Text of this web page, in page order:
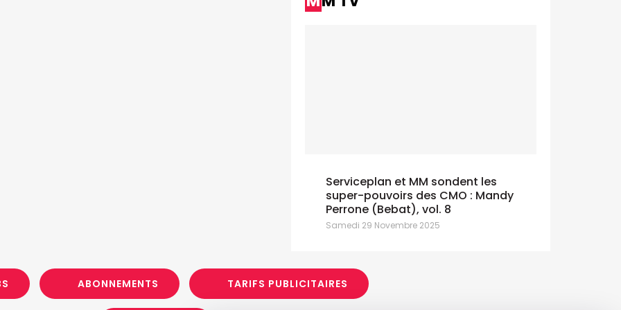
Serviceplan et MM sondent les
super-pouvoirs des CMO : Mandy
Perrone (Bebat), vol. 8
Samedi 29 Novembre 2025
ABONNEMENTS TARIFS PUBLICITAIRES